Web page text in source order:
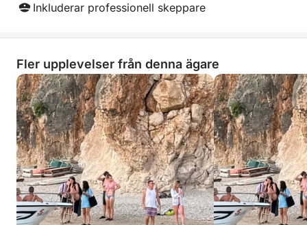
Inkluderar professionell skeppare
Fler upplevelser från denna ägare